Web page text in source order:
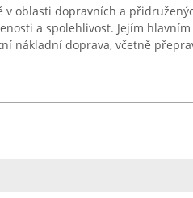
v oblasti dopravních a
a spolehlivost. Jejím
nákladní doprava, včetně